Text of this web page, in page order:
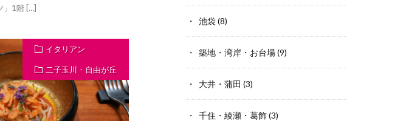
」1階 […]
イタリアン
二子玉川・自由が丘
池袋(8)
築地・湾岸・お台場(9)
大井・蒲田 (3)
千住・綾瀬・葛飾(3)